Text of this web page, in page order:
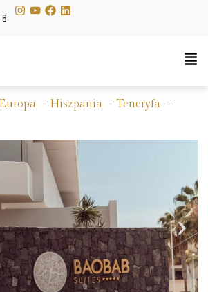
Europa Hiszpania
Teneryfa